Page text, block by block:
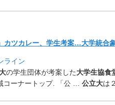
カツカレー、学生考案…大学統合
ライン
の学生団体が考案した大学生協食
コーナートップ. 「公 … 公立大は